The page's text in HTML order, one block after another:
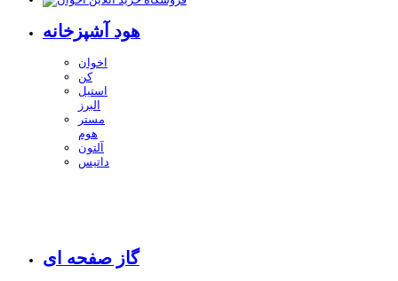
هود آشپزخانه
اخوان
کن
استیل
البرز
مستر
هوم
آلتون
داتیس
گاز صفحه ای